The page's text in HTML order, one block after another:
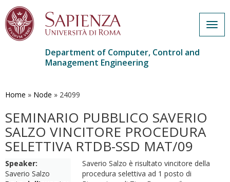
main
Department of Computer, Control and
Management Engineering
Home » Node » 24099
SEMINARIO PUBBLICO SAVERIO
SALZO VINCITORE PROCEDURA
SELETTIVA RTDB-SSD MAT/09
Speaker:
Saverio Salzo
Saverio Salzo è risultato vincitore della
procedura selettiva ad 1 posto di